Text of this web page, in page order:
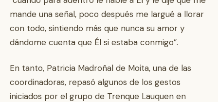
mande una señal, poco después me largué a llorar
con todo, sintiendo más que nunca su amor y
dándome cuenta que Él si estaba conmigo”.
En tanto, Patricia Madroñal de Moita, una de las
coordinadoras, repasó algunos de los gestos
iniciados por el grupo de Trenque Lauquen en